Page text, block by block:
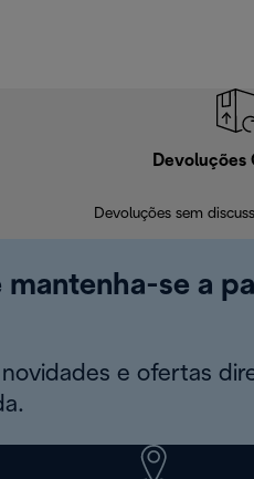
Devoluções
Devoluções sem
mantenha-se a
e ofertas